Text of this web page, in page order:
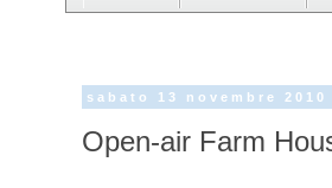
sabato 13 novembre 2010
Open-air Farm